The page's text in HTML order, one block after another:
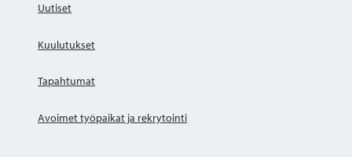
Uutiset
Kuulutukset
Tapahtumat
Avoimet työpaikat ja rekrytointi